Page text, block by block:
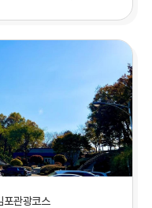
포관광코스